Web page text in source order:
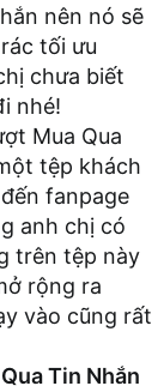
nên nó sẽ
tối ưu
chưa biết
nhé!
Mua Qua
tệp khách
fanpage
anh chị có
trên tệp này
rộng ra
vào cũng rất
Tin Nhắn